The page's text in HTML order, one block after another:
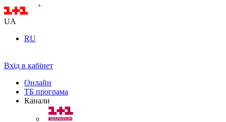
UA
RU
Вхід в кабінет
Онлайн
ТБ програма
Канали